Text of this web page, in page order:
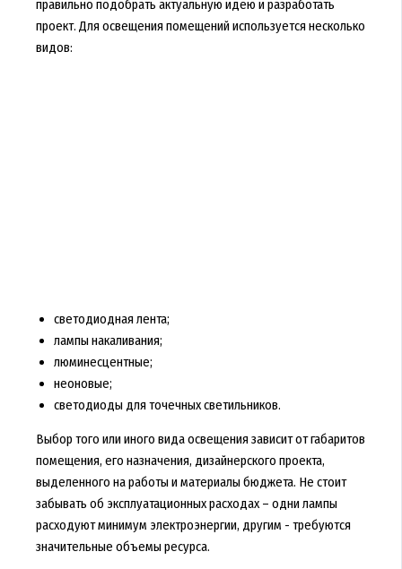
правильно подобрать актуальную идею и разработать
проект. Для освещения помещений используется несколько
видов:
светодиодная лента;
лампы накаливания;
люминесцентные;
неоновые;
светодиоды для точечных светильников.
Выбор того или иного вида освещения зависит от габаритов
помещения, его назначения, дизайнерского проекта,
выделенного на работы и материалы бюджета. Не стоит
забывать об эксплуатационных расходах – одни лампы
расходуют минимум электроэнергии, другим - требуются
значительные объемы ресурса.